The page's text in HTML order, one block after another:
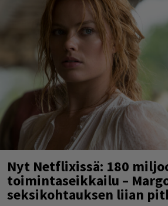
Nyt Netflixissä: 180
toimintaseikkailu –
seksikohtauksen liian